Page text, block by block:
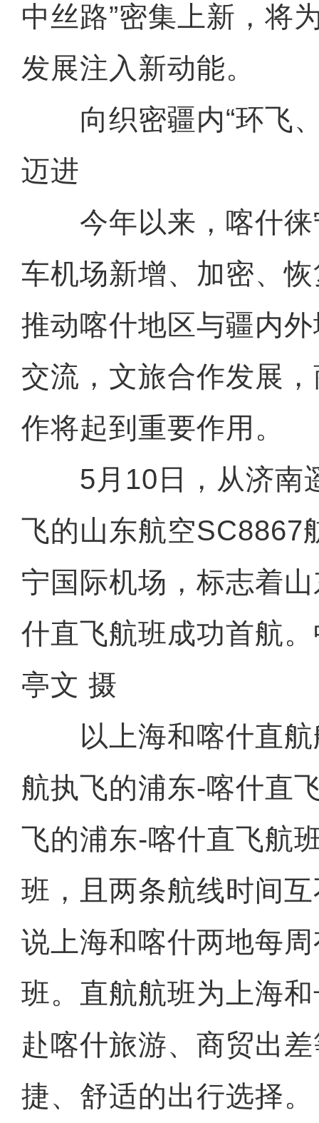
中丝路”密集上新，将
发展注入新动能。
向织密疆内“环飞、
迈进
今年以来，喀什徕
车机场新增、加密、
推动喀什地区与疆内
交流，文旅合作发展
作将起到重要作用。
5月10日，从济南
飞的山东航空SC8867
宁国际机场，标志着
什直飞航班成功首航
亭文 摄
以上海和喀什直航
航执飞的浦东-喀什直
飞的浦东-喀什直飞航
班，且两条航线时间
说上海和喀什两地每
班。直航航班为上海
赴喀什旅游、商贸出
捷、舒适的出行选择。